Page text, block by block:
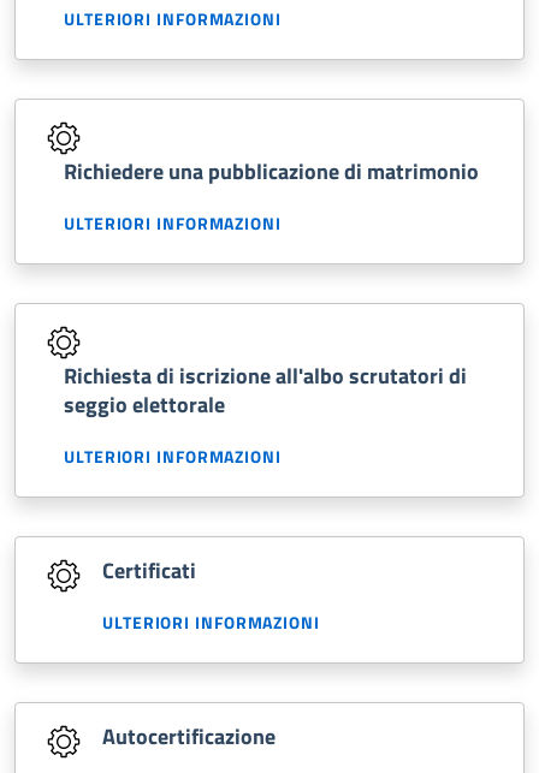
ULTERIORI INFORMAZIONI
Richiedere una pubblicazione di matrimonio
ULTERIORI INFORMAZIONI
Richiesta di iscrizione all'albo scrutatori di
seggio elettorale
ULTERIORI INFORMAZIONI
Certificati
ULTERIORI INFORMAZIONI
Autocertificazione